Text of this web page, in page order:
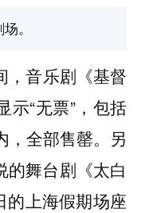
。
，音乐剧《基督
示“无票”，包括
，全部售罄。另
的舞台剧《太白
的上海假期场座